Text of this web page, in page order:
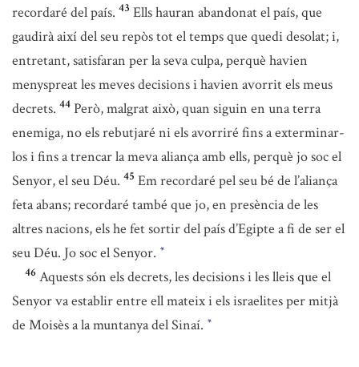
recordaré del país. 43 Ells hauran abandonat el país, que
gaudirà així del seu repòs tot el temps que quedi desolat; i,
entretant, satisfaran per la seva culpa, perquè havien
menyspreat les meves decisions i havien avorrit els meus
decrets. 44 Però, malgrat això, quan siguin en una terra
enemiga, no els rebutjaré ni els avorriré fins a exterminar-
los i fins a trencar la meva aliança amb ells, perquè jo soc el
Senyor, el seu Déu. 45 Em recordaré pel seu bé de l’aliança
feta abans; recordaré també que jo, en presència de les
altres nacions, els he fet sortir del país d’Egipte a fi de ser el
seu Déu. Jo soc el Senyor. *
46 Aquests són els decrets, les decisions i les lleis que el
Senyor va establir entre ell mateix i els israelites per mitjà
de Moisès a la muntanya del Sinaí. *